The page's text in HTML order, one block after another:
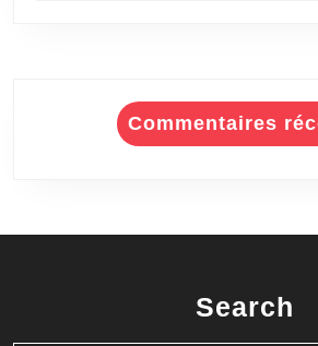
Commentaires
Search